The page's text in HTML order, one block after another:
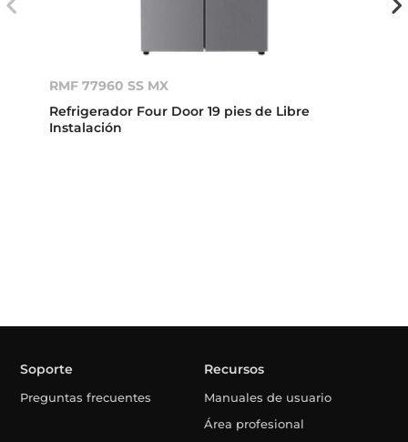
RMF 77960 SS MX
Refrigerador Four Door 19 pies de Libre
Instalación
Soporte
Preguntas frecuentes
Recursos
Manuales de usuario
Área profesional